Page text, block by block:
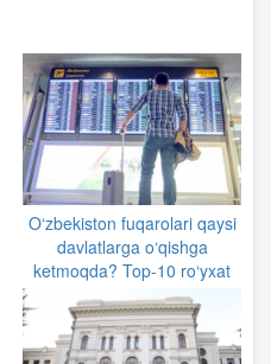
O‘zbekiston fuqarolari qaysi
davlatlarga o‘qishga
ketmoqda? Top-10 ro‘yxat